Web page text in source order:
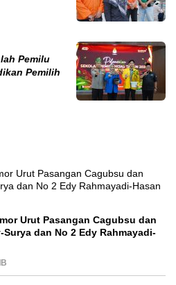
Pemilu
Pemilih
Urut Pasangan Cagubsu dan
dan No 2 Edy Rahmayadi-